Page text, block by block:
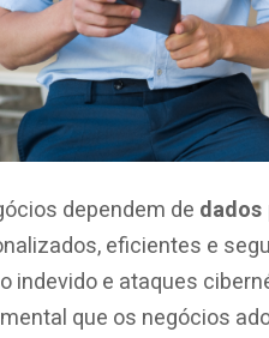
dependem de dados
eficientes e
indevido e ataques
que os negócios